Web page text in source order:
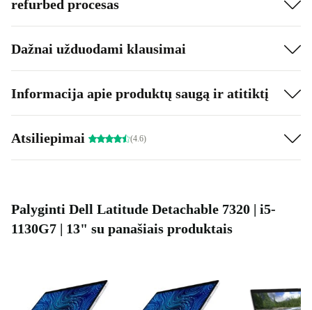
refurbed procesas
Dažnai užduodami klausimai
Informacija apie produktų saugą ir atitiktį
Atsiliepimai (4.6)
Palyginti Dell Latitude Detachable 7320 | i5-
1130G7 | 13" su panašiais produktais